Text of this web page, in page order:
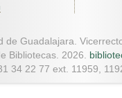
de Guadalajara.
Bibliotecas. 2026.
34 22 77 ext. 11959,